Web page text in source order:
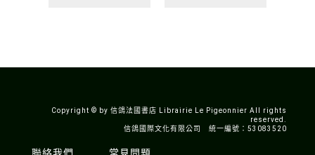
Copyright © by 信鴿法國書店 Librairie Le Pigeonnier All rights
reserved.
信鴿國際文化有限公司 統一編號：53083520